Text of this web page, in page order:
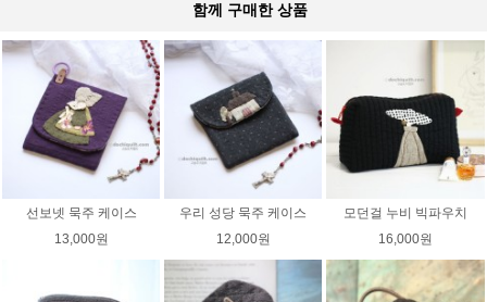
함께 구매한 상품
선보넷 묵주 케이스
13,000원
우리 성당 묵주 케이스
12,000원
모던걸 누비 빅파우치
16,000원